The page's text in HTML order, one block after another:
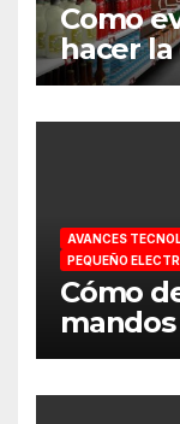
Como
hacer
AVANCES
PEQUEÑO
Cómo